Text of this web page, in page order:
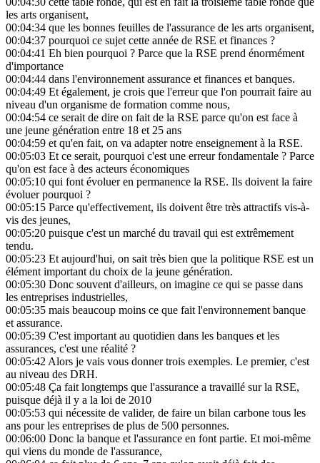
les arts organisent,
00:04:34 que les bonnes feuilles de l'assurance de les arts organisent,
00:04:37 pourquoi ce sujet cette année de RSE et finances ?
00:04:41 Eh bien pourquoi ? Parce que la RSE prend énormément
d'importance
00:04:44 dans l'environnement assurance et finances et banques.
00:04:49 Et également, je crois que l'erreur que l'on pourrait faire au
niveau d'un organisme de formation comme nous,
00:04:54 ce serait de dire on fait de la RSE parce qu'on est face à
une jeune génération entre 18 et 25 ans
00:04:59 et qu'en fait, on va adapter notre enseignement à la RSE.
00:05:03 Et ce serait, pourquoi c'est une erreur fondamentale ? Parce
qu'on est face à des acteurs économiques
00:05:10 qui font évoluer en permanence la RSE. Ils doivent la faire
évoluer pourquoi ?
00:05:15 Parce qu'effectivement, ils doivent être très attractifs vis-à-
vis des jeunes,
00:05:20 puisque c'est un marché du travail qui est extrêmement
tendu.
00:05:23 Et aujourd'hui, on sait très bien que la politique RSE est un
élément important du choix de la jeune génération.
00:05:30 Donc souvent d'ailleurs, on imagine ce qui se passe dans
les entreprises industrielles,
00:05:35 mais beaucoup moins ce que fait l'environnement banque
et assurance.
00:05:39 C'est important au quotidien dans les banques et les
assurances, c'est une réalité ?
00:05:42Alors je vais vous donner trois exemples. Le premier, c'est
au niveau des DRH.
00:05:48 Ça fait longtemps que l'assurance a travaillé sur la RSE,
puisque déjà il y a la loi de 2010
00:05:53 qui nécessite de valider, de faire un bilan carbone tous les
ans pour les entreprises de plus de 500 personnes.
00:06:00 Donc la banque et l'assurance en font partie. Et moi-même
qui viens du monde de l'assurance,